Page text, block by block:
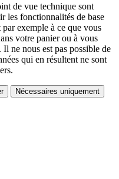
de vue technique sont
les fonctionnalités de base
exemple à ce que vous
votre panier ou à vous
ne nous est pas possible de
qui en résultent ne sont
Nécessaires uniquement